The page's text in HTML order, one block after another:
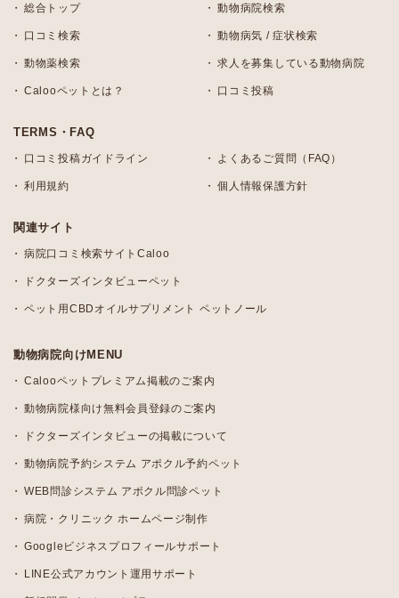
総合トップ 動物病院検索
口コミ検索 動物病気 / 症状検索
動物薬検索 求人を募集している動物病院
Calooペットとは？ 口コミ投稿
TERMS・FAQ
口コミ投稿ガイドライン よくあるご質問（FAQ）
利用規約 個人情報保護方針
関連サイト
病院口コミ検索サイトCaloo
ドクターズインタビューペット
ペット用CBDオイルサプリメント ペットノール
動物病院向けMENU
Calooペットプレミアム掲載のご案内
動物病院様向け無料会員登録のご案内
ドクターズインタビューの掲載について
動物病院予約システム アポクル予約ペット
WEB問診システム アポクル問診ペット
病院・クリニック ホームページ制作
Googleビジネスプロフィールサポート
LINE公式アカウント運用サポート